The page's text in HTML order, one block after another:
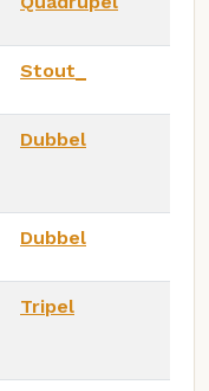
Stout_
Dubbel
Dubbel
Tripel